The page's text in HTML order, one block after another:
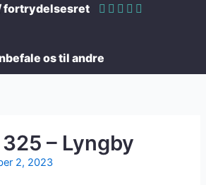
fortrydelsesret
os til andre
– Lyngby
2, 2023